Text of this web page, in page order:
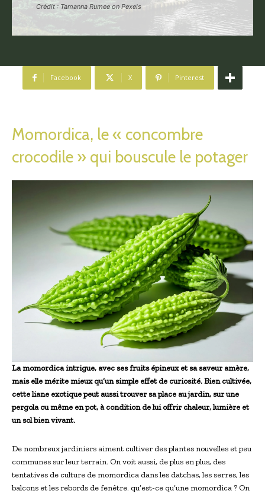
Crédit : Tamanna Rumee on Pexels
Facebook X Pinterest
Momordica, le « concombre
crocodile » qui bouscule le potager
La momordica intrigue, avec ses fruits épineux et sa saveur amère,
mais elle mérite mieux qu’un simple effet de curiosité. Bien cultivée,
cette liane exotique peut aussi trouver sa place au jardin, sur une
pergola ou même en pot, à condition de lui offrir chaleur, lumière et
un sol bien vivant.
De nombreux jardiniers aiment cultiver des plantes nouvelles et peu
communes sur leur terrain. On voit aussi, de plus en plus, des
tentatives de culture de momordica dans les datchas, les serres, les
balcons et les rebords de fenêtre. qu’est-ce qu’une momordica ? On